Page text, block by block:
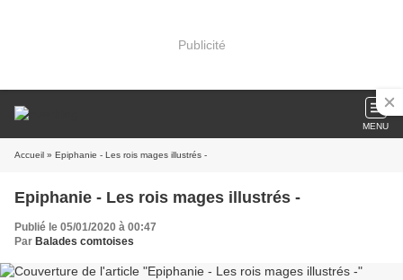
Publicité
MENU
Accueil » Epiphanie - Les rois mages illustrés -
Epiphanie - Les rois mages illustrés -
Publié le 05/01/2020 à 00:47
Par Balades comtoises